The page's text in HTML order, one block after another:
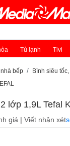
Tủ lạnh Tivi
bếp
Bình siêu
lớp 1,9L Tefal
giá | Viết nhận xét